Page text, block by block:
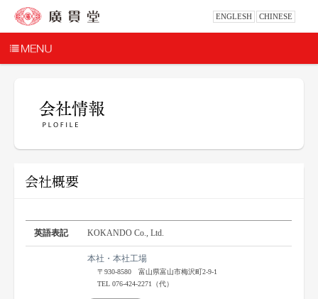
ENGLESH CHINESE
会社概要
英語表記 KOKANDO Co., Ltd.
本社・本社工場
〒930-8580 富山県富山市梅沢町2-9-1
TEL 076-424-2271（代）